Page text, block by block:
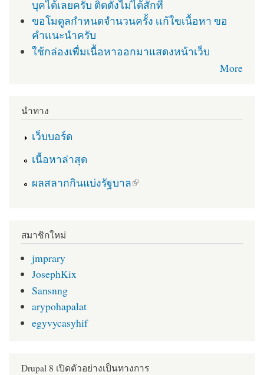
บุคได้เลยครับ ติดตั่งไม่ได้สักที
ขอโมดูลกำหนดจำนวนครั้ง เเก้ใขเนื้อหา ขอ
คำเเนะนำครับ
ใช้กล่องเพื่มเนื้อหาออกมาแสดงหน้าเว็บ
More
นำทาง
เว็บบอร์ด
เนื้อหาล่าสุด
ผลสลากกินแบ่งรัฐบาล
(link is external)
สมาชิกใหม่
jmprary
JosephKix
Sansnng
arypohapalat
egyvycasyhif
Drupal 8 เปิดตัวอย่างเป็นทางการ